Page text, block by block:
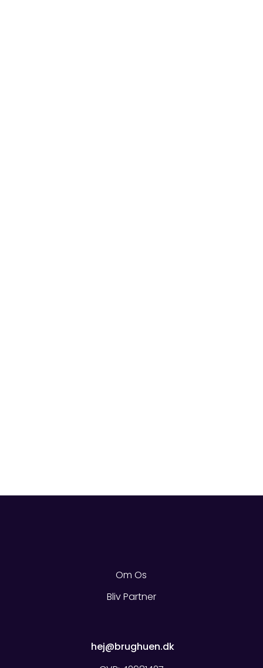
Om Os
Bliv Partner
hej@brughuen.dk